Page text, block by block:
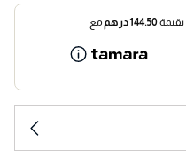
144.50درهممع